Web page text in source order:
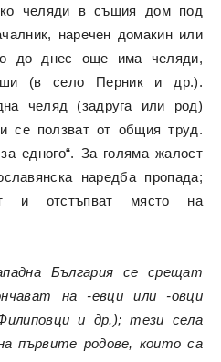
челяди в същия дом под
наречен домакин или
до днес още има челяди,
(в село Перник и др.).
челяд (задруга или род)
се ползват от общия труд.
едного“. За голяма жалост
наредба пропада;
и отстъпват място на
България се срещат
на -евци или -овци
и др.); тези села
първите родове, които са